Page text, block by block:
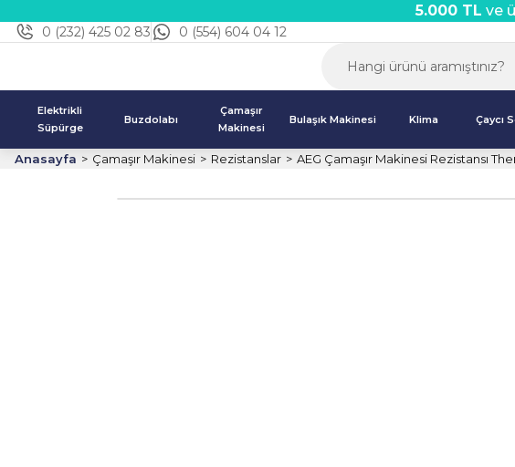
5.000 TL ve
0 (232) 425 02 83 0 (554) 604 04 12
Elektrikli
Süpürge
Buzdolabı
Çamaşır
Makinesi
Bulaşık Makinesi Klima Çaycı
Anasayfa Çamaşır Makinesi Rezistanslar AEG Çamaşır Makinesi Rezistansı